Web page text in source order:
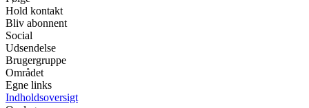
Hold kontakt
Bliv abonnent
Social
Udsendelse
Brugergruppe
Området
Egne links
Indholdsoversigt